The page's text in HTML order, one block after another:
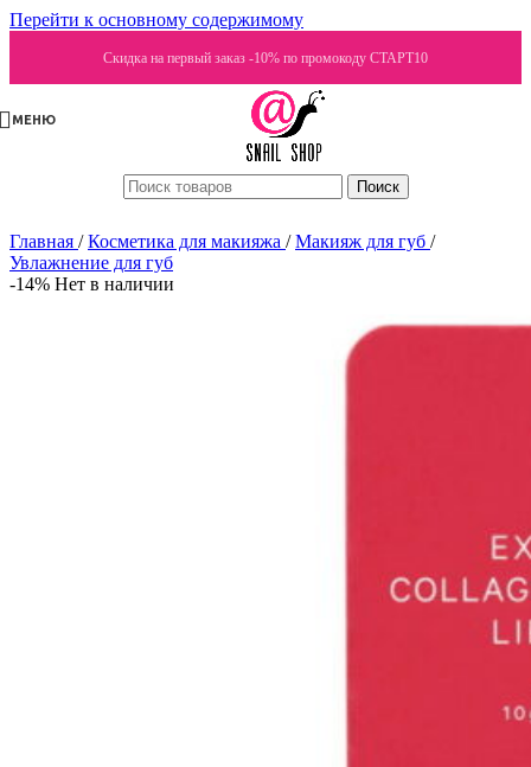
Перейти к основному содержимому
Скидка на первый заказ -10% по промокоду СТАРТ10
МЕНЮ
Поиск
Главная / Косметика для макияжа / Макияж для губ /
Увлажнение для губ
-14% Нет в наличии